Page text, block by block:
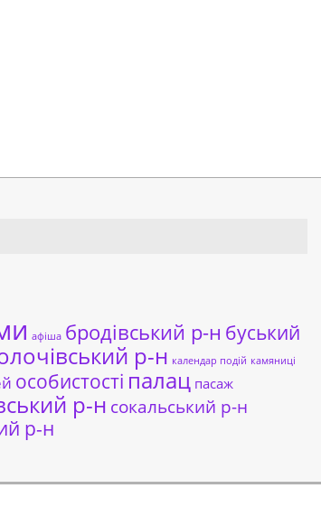
афіша бродівський р-н буський
р-н календар подій камяниці
особистості палац пасаж
р-н сокальський р-н
р-н